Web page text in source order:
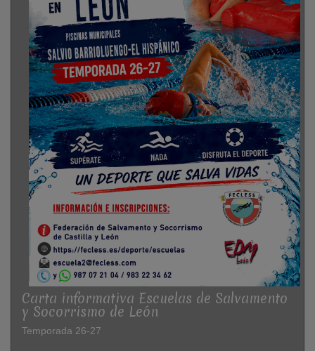
Carta informativa Escuelas de Salvamento
y Socorrismo de León
Temporada 26-27